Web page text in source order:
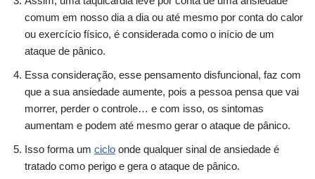
comum em nosso dia a dia ou até mesmo por conta do calor
ou exercício físico, é considerada como o início de um
ataque de pânico.
Essa consideração, esse pensamento disfuncional, faz com
que a sua ansiedade aumente, pois a pessoa pensa que vai
morrer, perder o controle… e com isso, os sintomas
aumentam e podem até mesmo gerar o ataque de pânico.
Isso forma um ciclo onde qualquer sinal de ansiedade é
tratado como perigo e gera o ataque de pânico.